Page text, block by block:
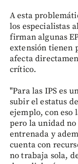
A esta
los especialistas
firman algunas
extensión tienen
afecta
crítico.
"Para las IPS es
subir el estatus
ejemplo, con eso
pero la unidad
entrenada y
cuenta con
no trabaja sola,